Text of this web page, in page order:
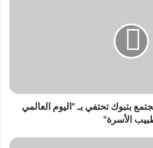
بتبوك تحتفي بـ "اليوم العالمي
الأسرة"